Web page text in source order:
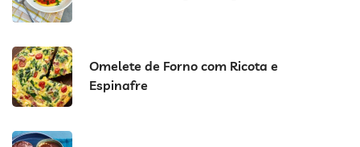
Omelete de Forno com Ricota e
Espinafre